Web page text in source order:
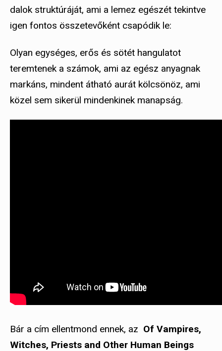
dalok struktúráját, ami a lemez egészét tekintve
igen fontos összetevőként csapódik le:
Olyan egységes, erős és sötét hangulatot
teremtenek a számok, ami az egész anyagnak
markáns, mindent átható aurát kölcsönöz, ami
közel sem sikerül mindenkinek manapság.
Bár a cím ellentmond ennek, az Of Vampires,
Witches, Priests and Other Human Beings